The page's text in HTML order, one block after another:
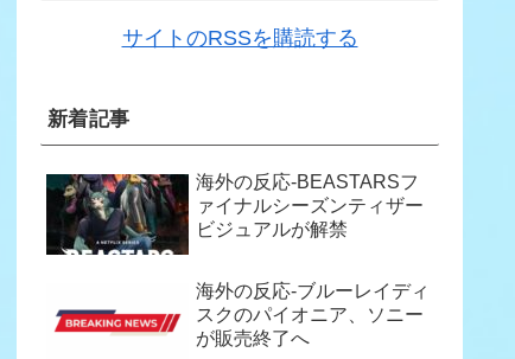
覚し大騒ぎ！【海外の反
？ 【海外の反応】
『本家』に失望する事態
サイトのRSSを購読する
新着記事
海外の反応-BEASTARSフ
ァイナルシーズンティザー
ビジュアルが解禁
海外の反応-ブルーレイディ
スクのパイオニア、ソニー
が販売終了へ